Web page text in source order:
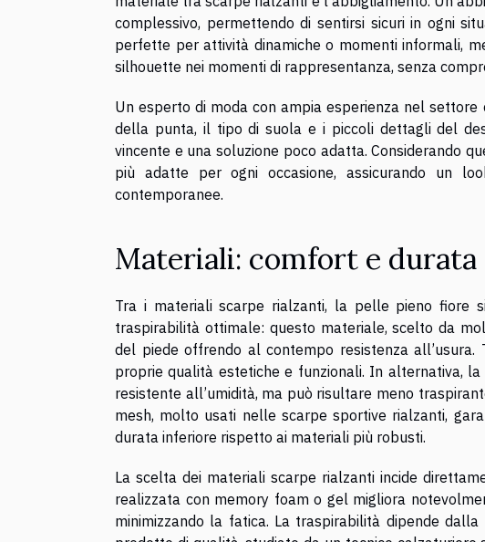
complessivo, permettendo di sentirsi sicuri in ogni
perfette per attività dinamiche o momenti informali,
silhouette nei momenti di rappresentanza, senza
Un esperto di moda con ampia esperienza nel
della punta, il tipo di suola e i piccoli dettagli del
vincente e una soluzione poco adatta. Considerando
più adatte per ogni occasione, assicurando un
contemporanee.
Materiali: comfort e durata
Tra i materiali scarpe rialzanti, la pelle pieno fiore
traspirabilità ottimale: questo materiale, scelto da
del piede offrendo al contempo resistenza
proprie qualità estetiche e funzionali. In alternativa,
resistente all’umidità, ma può risultare meno
mesh, molto usati nelle scarpe sportive rialzanti,
durata inferiore rispetto ai materiali più robusti.
La scelta dei materiali scarpe rialzanti incide
realizzata con memory foam o gel migliora
minimizzando la fatica. La traspirabilità dipende